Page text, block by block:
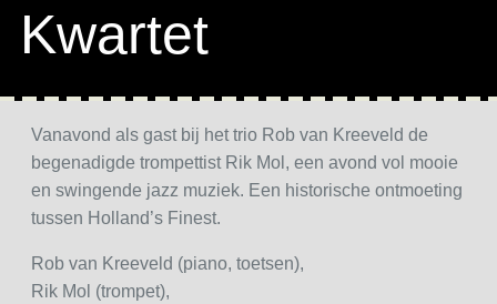
Kwartet
Vanavond als gast bij het trio Rob van Kreeveld de
begenadigde trompettist Rik Mol, een avond vol mooie
en swingende jazz muziek. Een historische ontmoeting
tussen Holland’s Finest.
Rob van Kreeveld (piano, toetsen),
Rik Mol (trompet),